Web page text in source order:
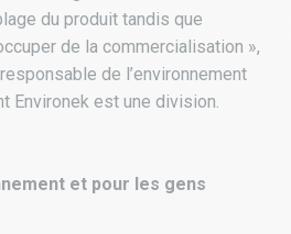
du produit tandis que
de la commercialisation »,
de l’environnement
Environek est une division.
et pour les gens